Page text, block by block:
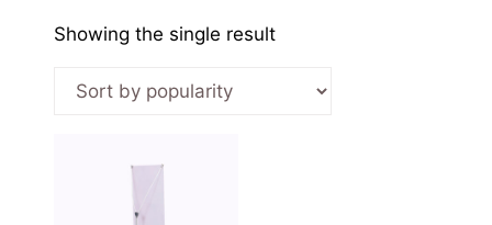
Showing the single result